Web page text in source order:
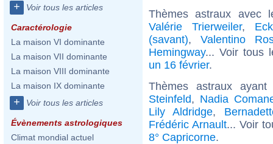
+ Voir tous les articles
Caractérologie
La maison VI dominante
La maison VII dominante
La maison VIII dominante
La maison IX dominante
+ Voir tous les articles
Évènements astrologiques
Climat mondial actuel
Thèmes astraux avec
Valérie Trierweiler,
(savant), Valentino
Hemingway... Voir tous
un 16 février.
Thèmes astraux
Steinfeld, Nadia
Lily Aldridge,
Frédéric Arnault... Voir
8° Capricorne.